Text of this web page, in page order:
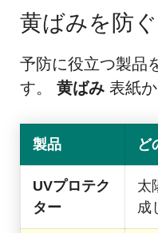
黄ばみを防
予防に役立つ製品
す。 黄ばみ 表紙か
製品 ど
UVプロテク
ター
太
成